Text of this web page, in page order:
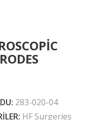
283-020-04
HF Surgeries